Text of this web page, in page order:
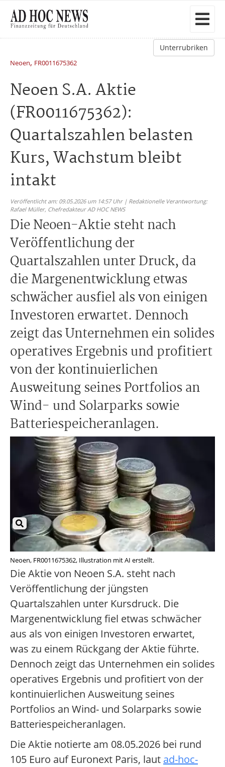
Unterrubriken
Neoen, FR0011675362
Neoen S.A. Aktie
(FR0011675362):
Quartalszahlen belasten
Kurs, Wachstum bleibt
intakt
Veröffentlicht am: 09.05.2026 um 14:57 Uhr | Redaktionelle Verantwortung:
Rafael Müller, Chefredakteur AD HOC NEWS
Die Neoen-Aktie steht nach
Veröffentlichung der
Quartalszahlen unter Druck, da
die Margenentwicklung etwas
schwächer ausfiel als von einigen
Investoren erwartet. Dennoch
zeigt das Unternehmen ein solides
operatives Ergebnis und profitiert
von der kontinuierlichen
Ausweitung seines Portfolios an
Wind- und Solarparks sowie
Batteriespeicheranlagen.
Neoen, FR0011675362, Illustration mit AI erstellt.
Die Aktie von Neoen S.A. steht nach
Veröffentlichung der jüngsten
Quartalszahlen unter Kursdruck. Die
Margenentwicklung fiel etwas schwächer
aus als von einigen Investoren erwartet,
was zu einem Rückgang der Aktie führte.
Dennoch zeigt das Unternehmen ein solides
operatives Ergebnis und profitiert von der
kontinuierlichen Ausweitung seines
Portfolios an Wind- und Solarparks sowie
Batteriespeicheranlagen.
Die Aktie notierte am 08.05.2026 bei rund
105 Euro auf Euronext Paris, laut ad-hoc-